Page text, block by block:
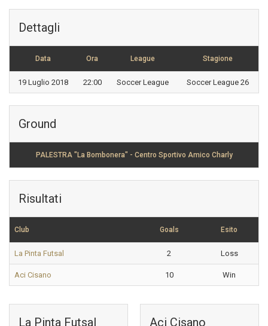
Dettagli
Data Ora League Stagione
19 Luglio 2018 22:00 Soccer League Soccer League 26
Ground
PALESTRA "La Bombonera" - Centro Sportivo Amico Charly
Risultati
Club Goals Esito
La Pinta Futsal 2 Loss
Aci Cisano 10 Win
La Pinta Futsal Aci Cisano